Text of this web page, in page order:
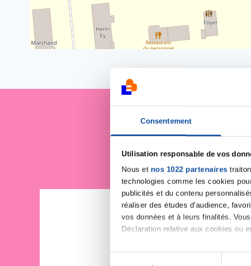
Consentement
Utilisation responsable de vos
Nous et nos 1022 partenaires
technologies comme les cookies
publicités et du contenu
réaliser des études d’audience,
vos données et à leurs finalités.
Déclaration relative aux cookies ou
Si vous le permettez, nous
Je